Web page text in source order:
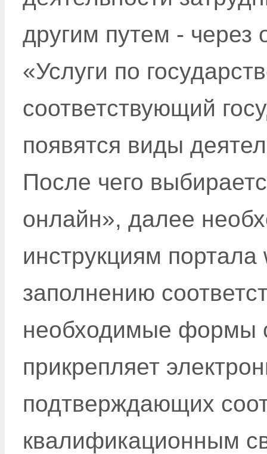
другим путем - через
«Услуги по
соответствующий
появятся виды
После чего
онлайн», далее
инструкциям
заполнению
необходимые формы
прикрепляет
подтверждающих
квалификационным